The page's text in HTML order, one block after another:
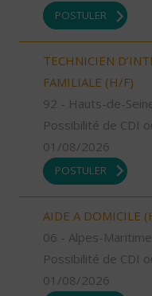
POSTULER
TECHNICIEN
FAMILIALE (H/F)
92 - Hauts-de-
Possibilité de CDI
01/08/2026
POSTULER
AIDE A DOMICILE
06 - Alpes-
Possibilité de CDI
01/08/2026